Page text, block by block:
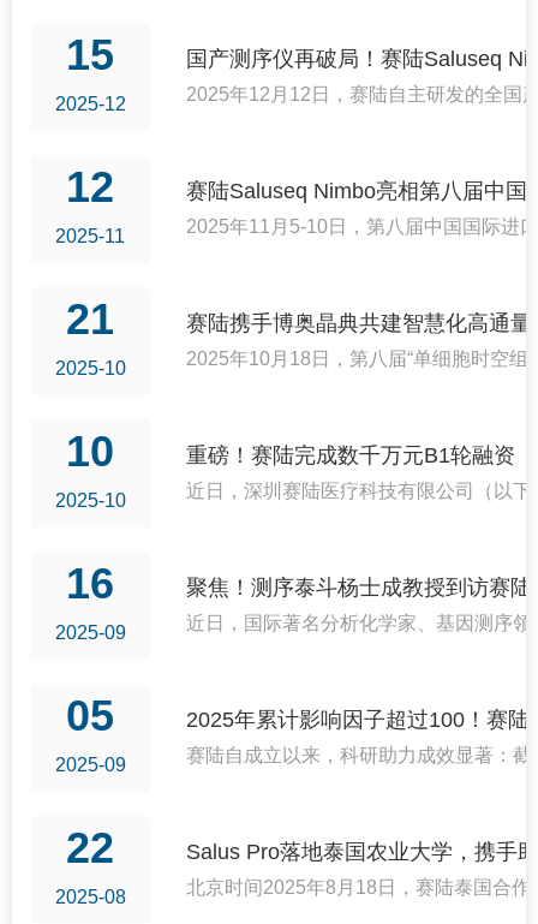
15
2025-12
国产测序仪再破局！赛陆Saluseq
2025年12月12日，赛陆自主研发的全国
12
2025-11
赛陆Saluseq Nimbo亮相第八届中国
2025年11月5-10日，第八届中国国际进
21
2025-10
赛陆携手博奥晶典共建智慧化高通
2025年10月18日，第八届“单细胞时空
10
2025-10
重磅！赛陆完成数千万元B1轮融资
近日，深圳赛陆医疗科技有限公司（以
16
2025-09
聚焦！测序泰斗杨士成教授到访赛
近日，国际著名分析化学家、基因测序
05
2025-09
2025年累计影响因子超过100！赛
赛陆自成立以来，科研助力成效显著：
22
2025-08
Salus Pro落地泰国农业大学，携手
北京时间2025年8月18日，赛陆泰国合